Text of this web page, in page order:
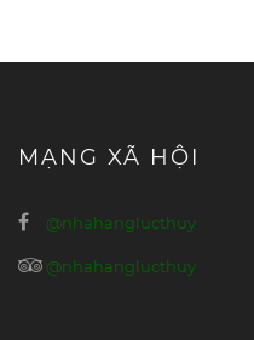
MẠNG XÃ HỘI
@nhahanglucthuy
@nhahanglucthuy